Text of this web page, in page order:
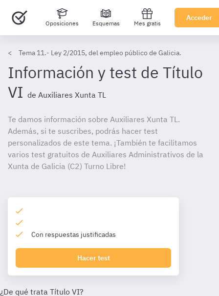
Oposiciones Esquemas Mes gratis
Acceder
Tema 11.- Ley 2/2015, del empleo público de Galicia.
Información y test de Título
VI de Auxiliares Xunta TL
Te damos información sobre Auxiliares Xunta TL.
Además, si te suscribes, podrás hacer test
personalizados de este tema. ¡También te facilitamos
varios test gratuitos de Auxiliares Administrativos de la
Xunta de Galicia (C2) Turno Libre!
Con respuestas justificadas
Hacer test